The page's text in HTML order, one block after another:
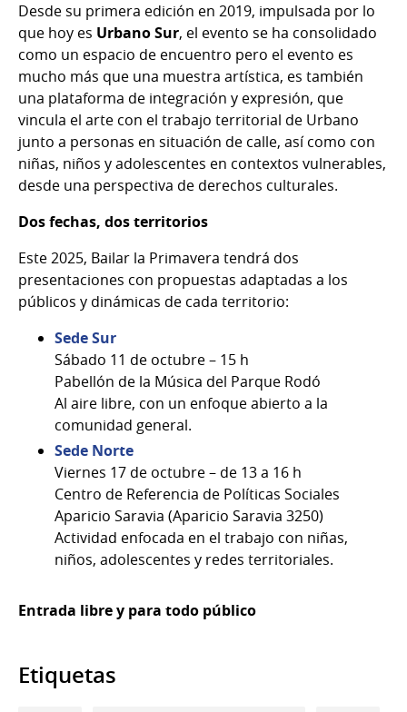
Desde su primera edición en 2019, impulsada por lo
que hoy es Urbano Sur, el evento se ha consolidado
como un espacio de encuentro pero el evento es
mucho más que una muestra artística, es también
una plataforma de integración y expresión, que
vincula el arte con el trabajo territorial de Urbano
junto a personas en situación de calle, así como con
niñas, niños y adolescentes en contextos vulnerables,
desde una perspectiva de derechos culturales.
Dos fechas, dos territorios
Este 2025, Bailar la Primavera tendrá dos
presentaciones con propuestas adaptadas a los
públicos y dinámicas de cada territorio:
Sede Sur
Sábado 11 de octubre – 15 h
Pabellón de la Música del Parque Rodó
Al aire libre, con un enfoque abierto a la
comunidad general.
Sede Norte
Viernes 17 de octubre – de 13 a 16 h
Centro de Referencia de Políticas Sociales
Aparicio Saravia (Aparicio Saravia 3250)
Actividad enfocada en el trabajo con niñas,
niños, adolescentes y redes territoriales.
Entrada libre y para todo público
Etiquetas